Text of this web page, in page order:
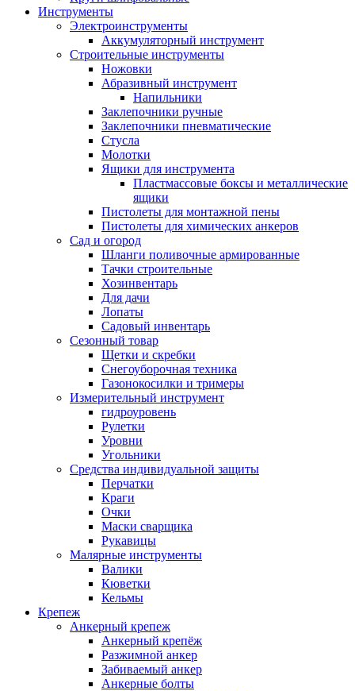
Инструменты
Электроинструменты
Аккумуляторный инструмент
Строительные инструменты
Ножовки
Абразивный инструмент
Напильники
Заклепочники ручные
Заклепочники пневматические
Стусла
Молотки
Ящики для инструмента
Пластмассовые боксы и металлические
ящики
Пистолеты для монтажной пены
Пистолеты для химических анкеров
Сад и огород
Шланги поливочные армированные
Тачки строительные
Хозинвентарь
Для дачи
Лопаты
Садовый инвентарь
Сезонный товар
Щетки и скребки
Снегоуборочная техника
Газонокосилки и тримеры
Измерительный инструмент
гидроуровень
Рулетки
Уровни
Угольники
Средства индивидуальной защиты
Перчатки
Краги
Очки
Маски сварщика
Рукавицы
Малярные инструменты
Валики
Кюветки
Кельмы
Крепеж
Анкерный крепеж
Анкерный крепёж
Разжимной анкер
Забиваемый анкер
Анкерные болты